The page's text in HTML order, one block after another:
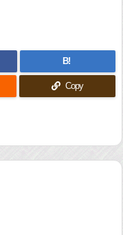
B!
Copy